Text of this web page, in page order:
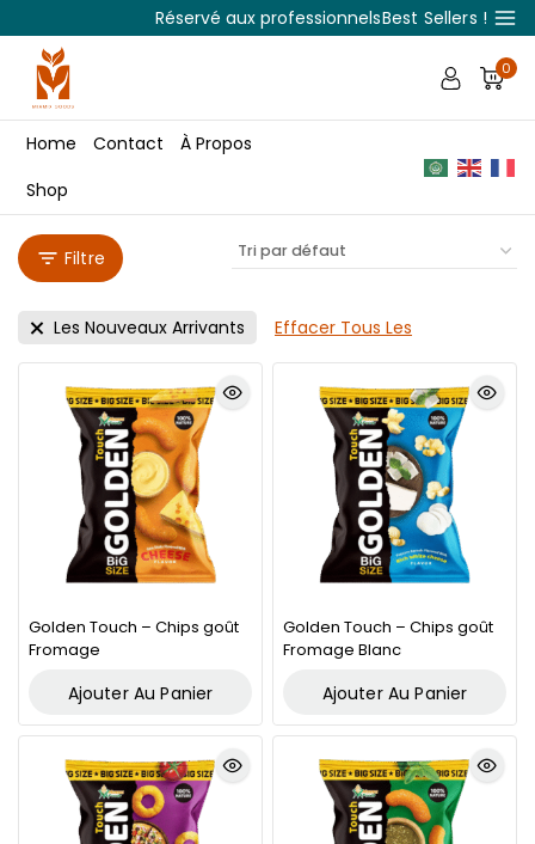
Réservé aux professionnelsBest Sellers !
0
Home Contact
À Propos
Shop
Filtre
Les Nouveaux Arrivants Effacer Tous Les
Golden Touch – Chips goût
Fromage
Ajouter Au Panier
Golden Touch – Chips goût
Fromage Blanc
Ajouter Au Panier